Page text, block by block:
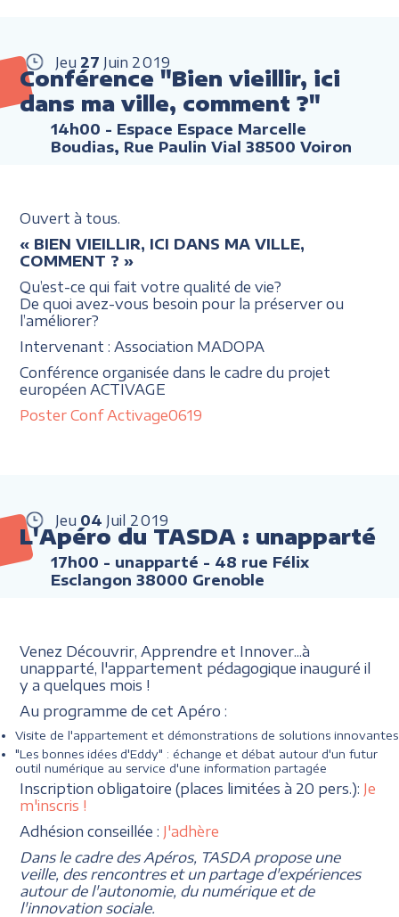
Jeu 27 Juin 2019
Conférence "Bien vieillir, ici
dans ma ville, comment ?"
14h00 - Espace Espace Marcelle
Boudias, Rue Paulin Vial 38500 Voiron
Ouvert à tous.
« BIEN VIEILLIR, ICI DANS MA VILLE,
COMMENT ? »
Qu’est-ce qui fait votre qualité de vie?
De quoi avez-vous besoin pour la préserver ou
l’améliorer?
Intervenant : Association MADOPA
Conférence organisée dans le cadre du projet
européen ACTIVAGE
Poster Conf Activage0619
Jeu 04 Juil 2019
L'Apéro du TASDA : unapparté
17h00 - unapparté - 48 rue Félix
Esclangon 38000 Grenoble
Venez Découvrir, Apprendre et Innover...à
unapparté, l'appartement pédagogique inauguré il
y a quelques mois !
Au programme de cet Apéro :
Visite de l'appartement et démonstrations de solutions innovantes
"Les bonnes idées d'Eddy" : échange et débat autour d'un futur
outil numérique au service d'une information partagée
Inscription obligatoire (places limitées à 20 pers.): Je
m'inscris !
Adhésion conseillée : J'adhère
Dans le cadre des Apéros, TASDA propose une
veille, des rencontres et un partage d'expériences
autour de l'autonomie, du numérique et de
l'innovation sociale.